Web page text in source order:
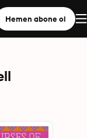
Hemen abone ol